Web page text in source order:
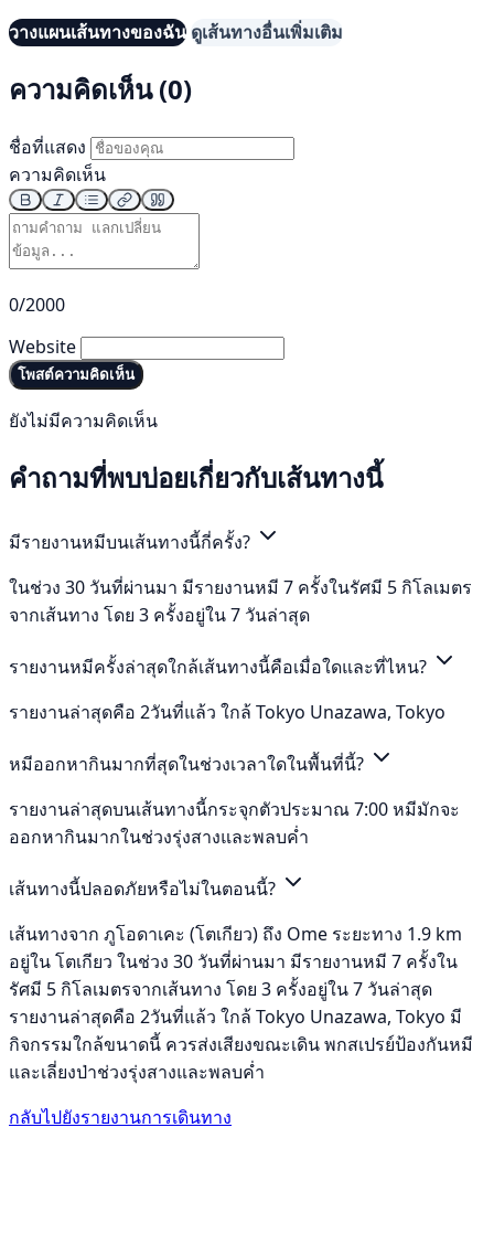
วางแผนเส้นทางของฉัน ดูเส้นทางอื่นเพิ่มเติม
ความคิดเห็น (0)
ชื่อที่แสดง
ความคิดเห็น
0/2000
Website
โพสต์ความคิดเห็น
ยังไม่มีความคิดเห็น
คำถามที่พบบ่อยเกี่ยวกับเส้นทางนี้
มีรายงานหมีบนเส้นทางนี้กี่ครั้ง?
ในช่วง 30 วันที่ผ่านมา มีรายงานหมี 7 ครั้งในรัศมี 5 กิโลเมตร
จากเส้นทาง โดย 3 ครั้งอยู่ใน 7 วันล่าสุด
รายงานหมีครั้งล่าสุดใกล้เส้นทางนี้คือเมื่อใดและที่ไหน?
รายงานล่าสุดคือ 2วันที่แล้ว ใกล้ Tokyo Unazawa, Tokyo
หมีออกหากินมากที่สุดในช่วงเวลาใดในพื้นที่นี้?
รายงานล่าสุดบนเส้นทางนี้กระจุกตัวประมาณ 7:00 หมีมักจะ
ออกหากินมากในช่วงรุ่งสางและพลบค่ำ
เส้นทางนี้ปลอดภัยหรือไม่ในตอนนี้?
เส้นทางจาก ภูโอดาเคะ (โตเกียว) ถึง Ome ระยะทาง 1.9 km
อยู่ใน โตเกียว ในช่วง 30 วันที่ผ่านมา มีรายงานหมี 7 ครั้งใน
รัศมี 5 กิโลเมตรจากเส้นทาง โดย 3 ครั้งอยู่ใน 7 วันล่าสุด
รายงานล่าสุดคือ 2วันที่แล้ว ใกล้ Tokyo Unazawa, Tokyo มี
กิจกรรมใกล้ขนาดนี้ ควรส่งเสียงขณะเดิน พกสเปรย์ป้องกันหมี
และเลี่ยงป่าช่วงรุ่งสางและพลบค่ำ
กลับไปยังรายงานการเดินทาง